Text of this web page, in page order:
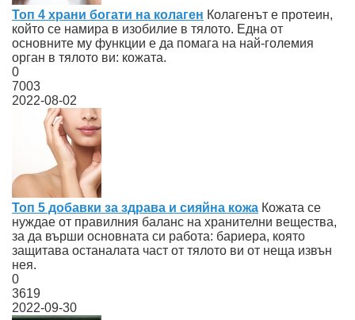
Топ 4 храни богати на колаген Колагенът е протеин,
който се намира в изобилие в тялото. Една от
основните му функции е да помага на най-големия
орган в тялото ви: кожата.
0
7003
2022-08-02
Топ 5 добавки за здрава и сияйна кожа Кожата се
нуждае от правилния баланс на хранителни вещества,
за да върши основната си работа: бариера, която
защитава останалата част от тялото ви от неща извън
нея.
0
3619
2022-09-30